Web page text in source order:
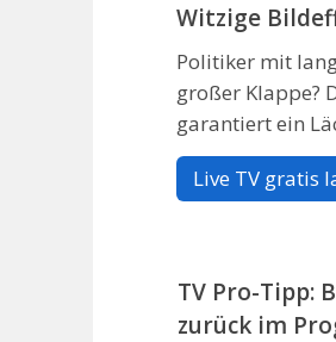
Witzige
Politiker mit
großer Klappe?
garantiert ein
Live TV gratis
TV Pro-Tipp:
zurück im